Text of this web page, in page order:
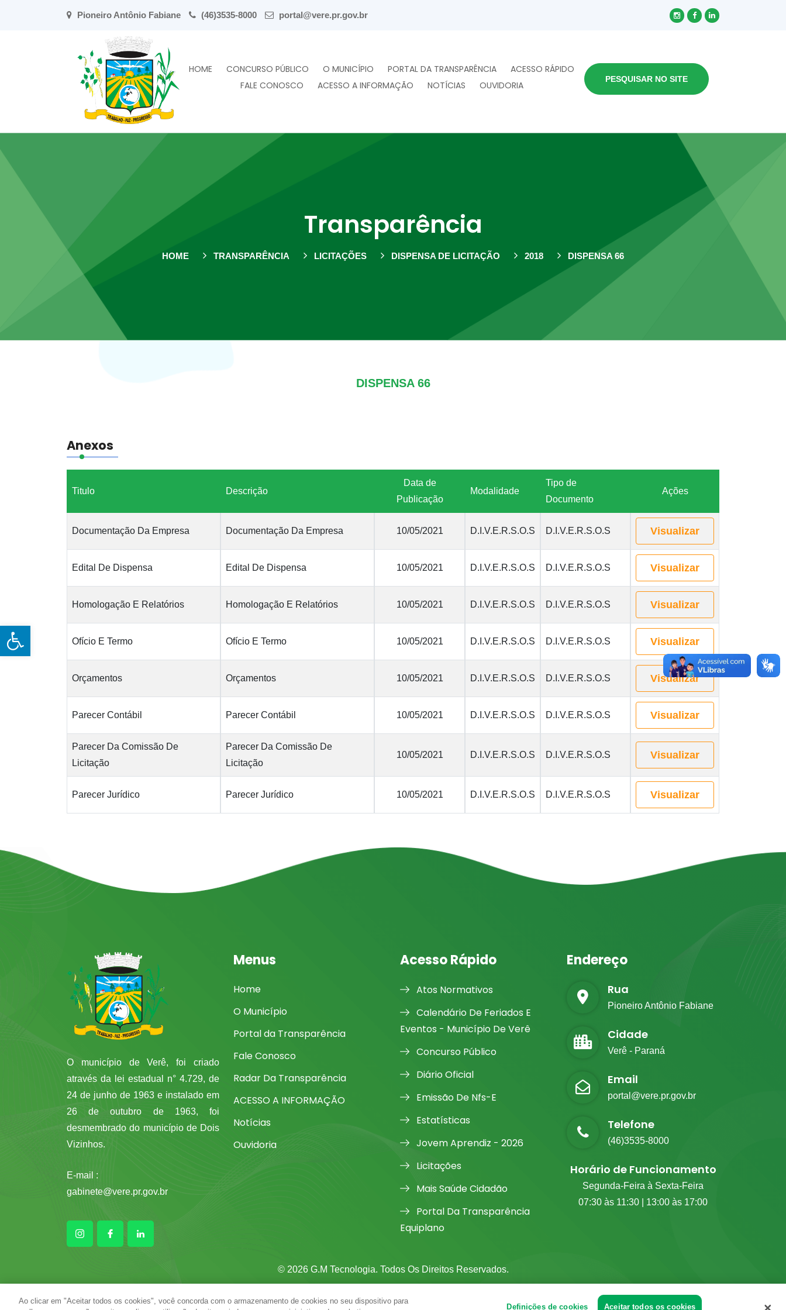
Open toolbar
Pioneiro Antônio Fabiane (46)3535-8000 portal@vere.pr.gov.br
HOME CONCURSO PÚBLICO O MUNICÍPIO PORTAL DA TRANSPARÊNCIA
ACESSO RÁPIDO
FALE CONOSCO
ACESSO A INFORMAÇÃO NOTÍCIAS OUVIDORIA
PESQUISAR NO SITE
Transparência
HOME TRANSPARÊNCIA LICITAÇÕES DISPENSA DE LICITAÇÃO 2018 DISPENSA 66
DISPENSA 66
Anexos
Titulo Descrição
Data de
Publicação
Modalidade
Tipo de
Documento
Ações
Documentação Da Empresa Documentação Da Empresa 10/05/2021 D.I.V.E.R.S.O.S D.I.V.E.R.S.O.S Visualizar
Edital De Dispensa Edital De Dispensa 10/05/2021 D.I.V.E.R.S.O.S D.I.V.E.R.S.O.S Visualizar
Homologação E Relatórios Homologação E Relatórios 10/05/2021 D.I.V.E.R.S.O.S D.I.V.E.R.S.O.S Visualizar
Ofício E Termo Ofício E Termo 10/05/2021 D.I.V.E.R.S.O.S D.I.V.E.R.S.O.S Visualizar
Orçamentos Orçamentos 10/05/2021 D.I.V.E.R.S.O.S D.I.V.E.R.S.O.S Visualizar
Parecer Contábil Parecer Contábil 10/05/2021 D.I.V.E.R.S.O.S D.I.V.E.R.S.O.S Visualizar
Parecer Da Comissão De
Licitação
Parecer Da Comissão De
Licitação
10/05/2021 D.I.V.E.R.S.O.S D.I.V.E.R.S.O.S Visualizar
Parecer Jurídico Parecer Jurídico 10/05/2021 D.I.V.E.R.S.O.S D.I.V.E.R.S.O.S Visualizar
O município de Verê, foi criado
através da lei estadual n° 4.729, de
24 de junho de 1963 e instalado em
26 de outubro de 1963, foi
desmembrado do município de Dois
Vizinhos.
E-mail :
gabinete@vere.pr.gov.br
Menus
Home
O Município
Portal da Transparência
Fale Conosco
Radar Da Transparência
ACESSO A INFORMAÇÃO
Notícias
Ouvidoria
Acesso Rápido
Atos Normativos
Calendário De Feriados E
Eventos - Município De Verê
Concurso Público
Diário Oficial
Emissão De Nfs-E
Estatísticas
Jovem Aprendiz - 2026
Licitações
Mais Saúde Cidadão
Portal Da Transparência
Equiplano
Endereço
Rua
Pioneiro Antônio Fabiane
Cidade
Verê - Paraná
Email
portal@vere.pr.gov.br
Telefone
(46)3535-8000
Horário de Funcionamento
Segunda-Feira à Sexta-Feira
07:30 às 11:30 | 13:00 às 17:00
© 2026 G.M Tecnologia. Todos Os Direitos Reservados.
Ao clicar em "Aceitar todos os cookies", você concorda com o armazenamento de cookies no seu dispositivo para
Definições de cookies Aceitar todos os cookies